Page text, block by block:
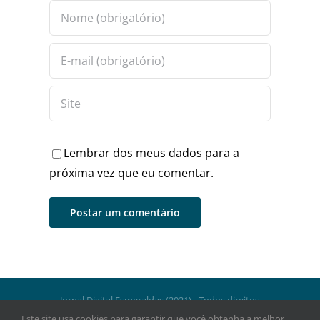
Lembrar dos meus dados para a
próxima vez que eu comentar.
Jornal Digital Esmeraldas (2021) - Todos direitos
reservados.